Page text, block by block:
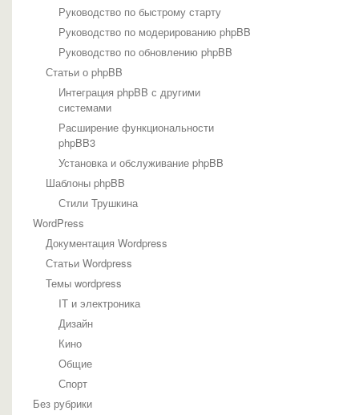
Руководство по быстрому старту
Руководство по модерированию phpBB
Руководство по обновлению phpBB
Статьи о phpBB
Интеграция phpBB с другими
системами
Расширение функциональности
phpBB3
Установка и обслуживание phpBB
Шаблоны phpBB
Стили Трушкина
WordPress
Документация Wordpress
Статьи Wordpress
Темы wordpress
IT и электроника
Дизайн
Кино
Общие
Спорт
Без рубрики